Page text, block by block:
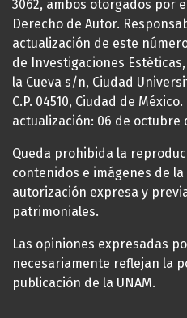
3062, ambos otorgados por
Derecho de Autor.
actualización de este
de Investigaciones
la Cueva s/n, Ciudad
C.P. 04510, Ciudad de
actualización: 06 de octubre
Queda prohibida la
contenidos e imágenes de
autorización expresa y
patrimoniales.
Las opiniones expresadas
necesariamente reflejan la
publicación de la UNAM.